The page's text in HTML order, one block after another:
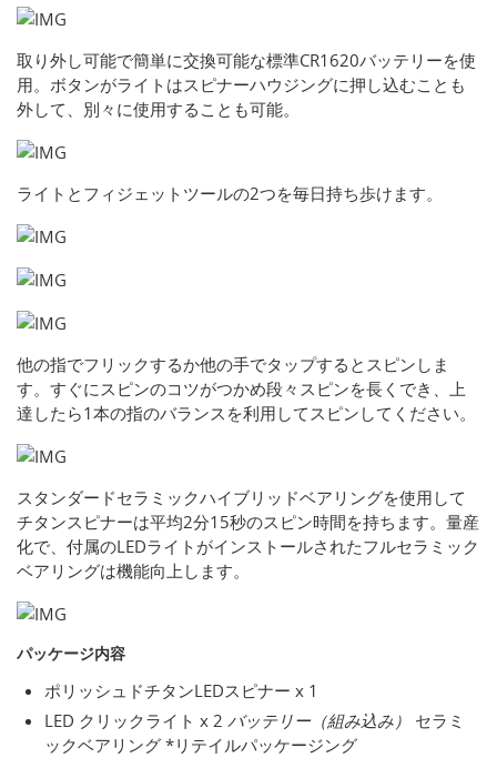
取り外し可能で簡単に交換可能な標準CR1620バッテリーを使
用。ボタンがライトはスピナーハウジングに押し込むことも
外して、別々に使用することも可能。
ライトとフィジェットツールの2つを毎日持ち歩けます。
他の指でフリックするか他の手でタップするとスピンしま
す。すぐにスピンのコツがつかめ段々スピンを長くでき、上
達したら1本の指のバランスを利用してスピンしてください。
スタンダードセラミックハイブリッドベアリングを使用して
チタンスピナーは平均2分15秒のスピン時間を持ちます。量産
化で、付属のLEDライトがインストールされたフルセラミック
ベアリングは機能向上します。
パッケージ内容
ポリッシュドチタンLEDスピナー x 1
LED クリックライト x 2 バッテリー（組み込み） セラミ
ックベアリング *リテイルパッケージング